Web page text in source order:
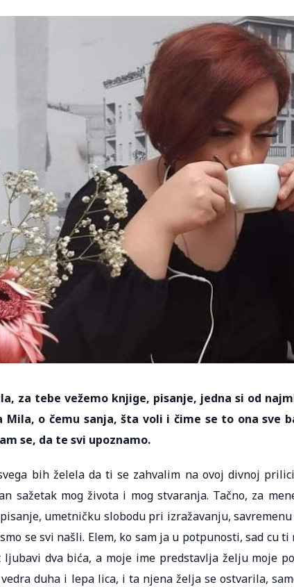
za tebe vežemo knjige, pisanje, jedna si od
Mila, o čemu sanja, šta voli i čime se to ona sve
se, da te svi upoznamo.
bih želela da ti se zahvalim na ovoj divnoj
sažetak mog života i mog stvaranja. Tačno, za
umetničku slobodu pri izražavanju,
se svi našli. Elem, ko sam ja u potpunosti, sad cu
ljubavi dva bića, a moje ime predstavlja želju moje
duha i lepa lica, i ta njena želja se ostvarila,